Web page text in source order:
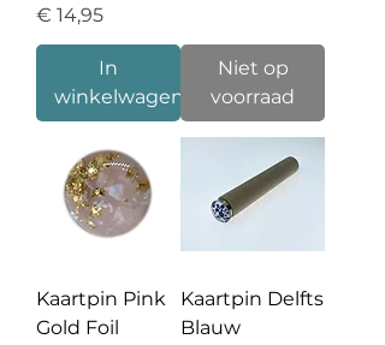
Prijs
€ 14,95
In
winkelwagen
Niet op
voorraad
Kaartpin Pink
Gold Foil
Kaartpin Delfts
Blauw